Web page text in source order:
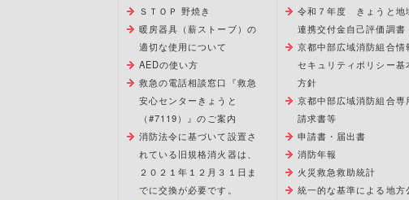
ＳＴＯＰ 野焼き
暖房器具（薪ストーブ）の
適切な使用について
AEDの使い方
救急の電話相談窓口『救急
安心センターきょうと
（#7119）』のご案内
消防法令に基づいて設置さ
れている旧規格消火器は、
２０２１年１２月３１日ま
でに交換が必要です。
令和７年度 きょうと地
連携交付金自己評価調書
京都中部広域消防組合情
セキュリティポリシー基
方針
京都中部広域消防組合専
請求書等
申請書・届出書
消防年報
火災救急救助統計
統一的な基準による地方